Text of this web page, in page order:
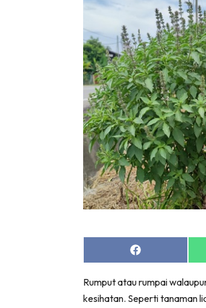
Share
on
Rumput atau rumpai
kesihatan. Seperti tanaman